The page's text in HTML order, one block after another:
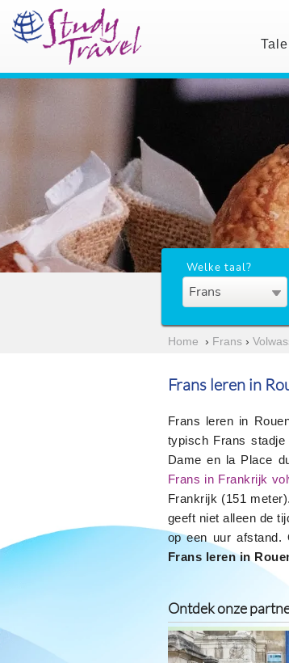
Welke taal?
Frans
Home › Frans›
Frans leren in
Frans leren in
typisch Frans
Dame en la Place
Frans in Frankrijk
Frankrijk (151
geeft niet alleen de
op een uur afstand.
Frans leren in
Ontdek onze